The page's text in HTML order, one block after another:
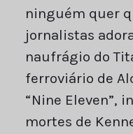
ninguém quer
jornalistas
naufrágio do
ferroviário de
“Nine Eleven”,
mortes de